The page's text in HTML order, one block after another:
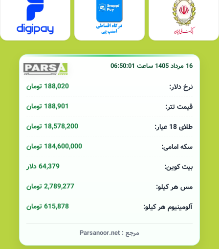
16 مرداد 1405 ساعت 06:50:01
نرخ دلار:
188,020 تومان
قیمت تتر:
188,901 تومان
طلای 18 عیار:
18,578,200 تومان
سکه امامی:
184,600,000 تومان
بیت کوین:
64,379 دلار
مس هر کیلو:
2,789,277 تومان
آلومینیوم هر کیلو:
615,878 تومان
مرجع : Parsanoor.net